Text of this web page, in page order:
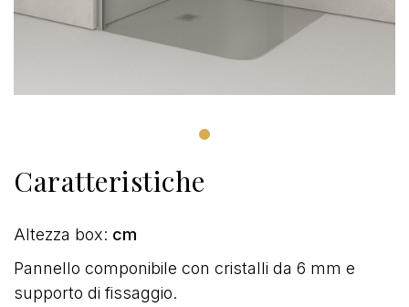
Caratteristiche
Altezza box: cm
Pannello componibile con cristalli da 6 mm e
supporto di fissaggio.